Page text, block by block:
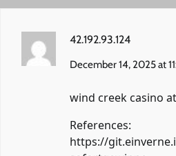
42.192.93.124
December 14, 2025 at
wind creek casino
References:
https://